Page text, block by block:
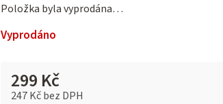
Položka byla vyprodána…
Vyprodáno
299 Kč
247 Kč bez DPH